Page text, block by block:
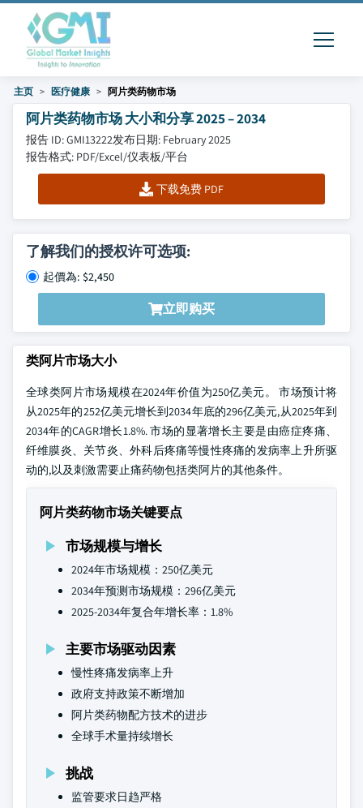
主页 医疗健康 阿片类药物市场
阿片类药物市场 大小和分享 2025 – 2034
报告 ID: GMI13222发布日期: February 2025
报告格式: PDF/Excel/仪表板/平台
下载免费 PDF
了解我们的授权许可选项:
起價為: $2,450
立即购买
类阿片市场大小
全球类阿片市场规模在2024年价值为250亿美元。 市场预计将
从2025年的252亿美元增长到2034年底的296亿美元,从2025年到
2034年的CAGR增长1.8%. 市场的显著增长主要是由癌症疼痛、
纤维膜炎、关节炎、外科后疼痛等慢性疼痛的发病率上升所驱
动的,以及刺激需要止痛药物包括类阿片的其他条件。
阿片类药物市场关键要点
市场规模与增长
2024年市场规模：250亿美元
2034年预测市场规模：296亿美元
2025-2034年复合年增长率：1.8%
主要市场驱动因素
慢性疼痛发病率上升
政府支持政策不断增加
阿片类药物配方技术的进步
全球手术量持续增长
挑战
监管要求日趋严格